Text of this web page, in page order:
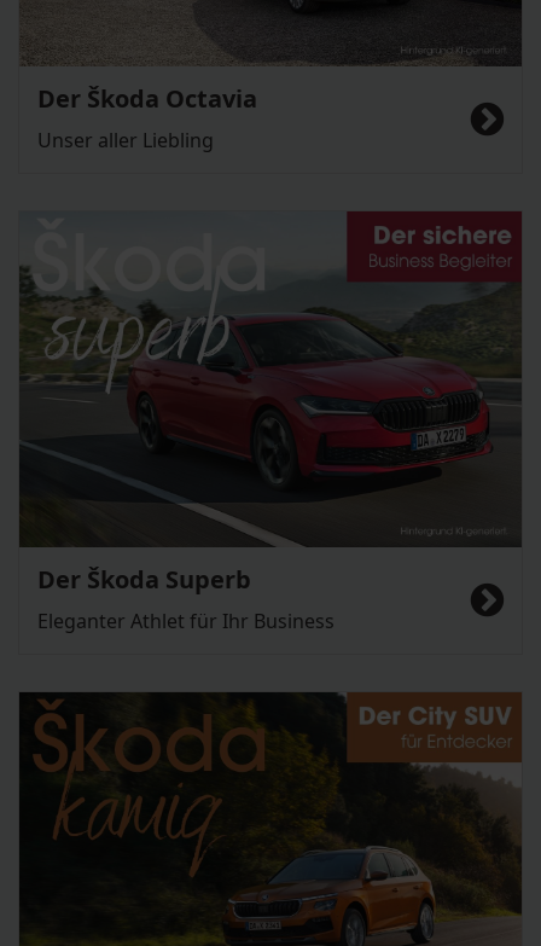
Der Škoda Octavia
Unser aller Liebling
Der Škoda Superb
Eleganter Athlet für Ihr Business